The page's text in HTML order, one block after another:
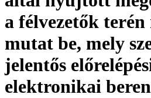
a félvezetők
mutat be, mely
jelentős
elektronikai